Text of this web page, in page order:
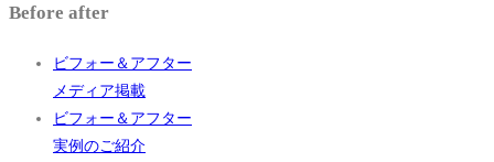
Before after
ビフォー＆アフター
メディア掲載
ビフォー＆アフター
実例のご紹介